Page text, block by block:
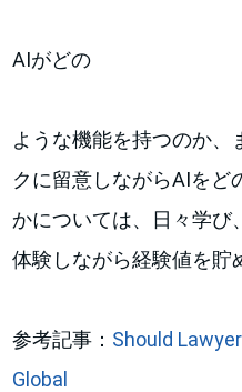
AIがどの
ような機能を持つのか、
クに留意しながらAIをど
かについては、日々学び
体験しながら経験値を貯
参考記事： Should
Global